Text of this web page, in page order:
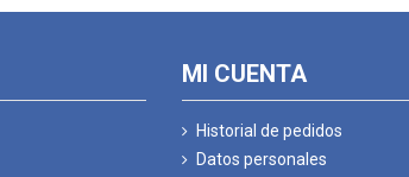
MI CUENTA
Historial de pedidos
Datos personales